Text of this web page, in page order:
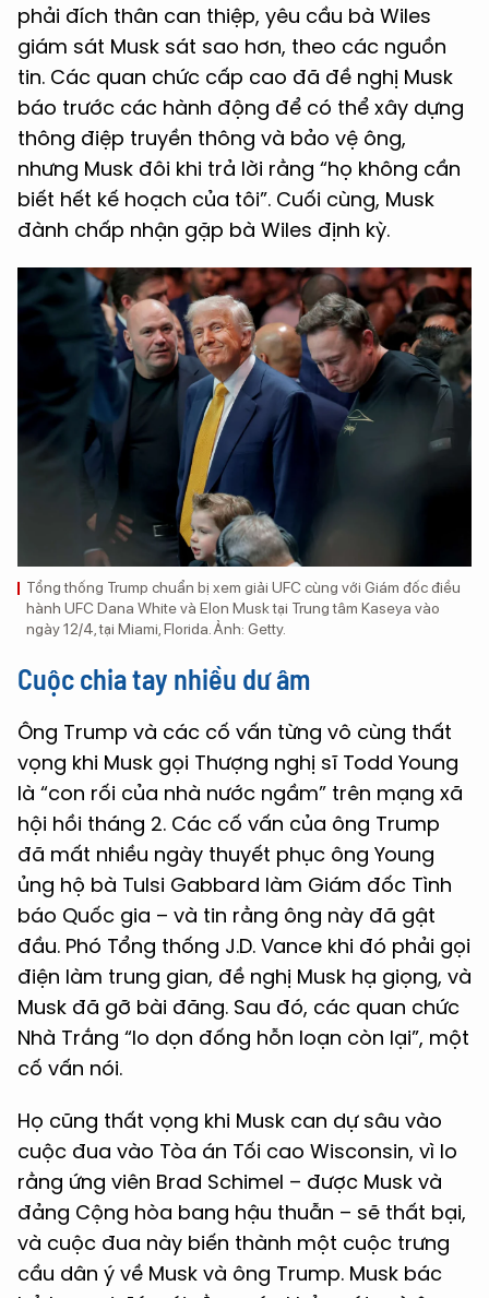
phải đích thân can thiệp, yêu cầu bà Wiles
giám sát Musk sát sao hơn, theo các nguồn
tin. Các quan chức cấp cao đã đề nghị Musk
báo trước các hành động để có thể xây dựng
thông điệp truyền thông và bảo vệ ông,
nhưng Musk đôi khi trả lời rằng “họ không cần
biết hết kế hoạch của tôi”. Cuối cùng, Musk
đành chấp nhận gặp bà Wiles định kỳ.
Tổng thống Trump chuẩn bị xem giải UFC cùng với Giám đốc điều
hành UFC Dana White và Elon Musk tại Trung tâm Kaseya vào
ngày 12/4, tại Miami, Florida. Ảnh: Getty.
Cuộc chia tay nhiều dư âm
Ông Trump và các cố vấn từng vô cùng thất
vọng khi Musk gọi Thượng nghị sĩ Todd Young
là “con rối của nhà nước ngầm” trên mạng xã
hội hồi tháng 2. Các cố vấn của ông Trump
đã mất nhiều ngày thuyết phục ông Young
ủng hộ bà Tulsi Gabbard làm Giám đốc Tình
báo Quốc gia – và tin rằng ông này đã gật
đầu. Phó Tổng thống J.D. Vance khi đó phải gọi
điện làm trung gian, đề nghị Musk hạ giọng, và
Musk đã gỡ bài đăng. Sau đó, các quan chức
Nhà Trắng “lo dọn đống hỗn loạn còn lại”, một
cố vấn nói.
Họ cũng thất vọng khi Musk can dự sâu vào
cuộc đua vào Tòa án Tối cao Wisconsin, vì lo
rằng ứng viên Brad Schimel – được Musk và
đảng Cộng hòa bang hậu thuẫn – sẽ thất bại,
và cuộc đua này biến thành một cuộc trưng
cầu dân ý về Musk và ông Trump. Musk bác